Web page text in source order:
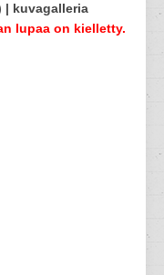
| kuvagalleria
lupaa on kielletty.